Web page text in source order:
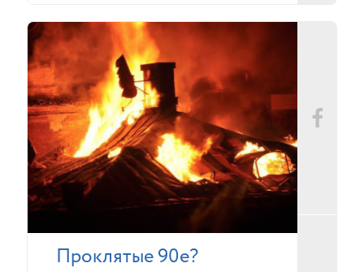
Проклятые 90е?